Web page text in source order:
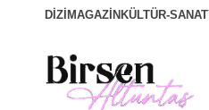
DİZİ MAGAZİN KÜLTÜR-SANAT